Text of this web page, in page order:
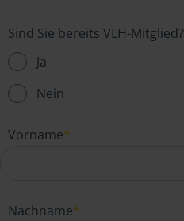
Sind Sie bereits VLH-Mitglied?
Ja
Nein
Vorname*
Nachname*